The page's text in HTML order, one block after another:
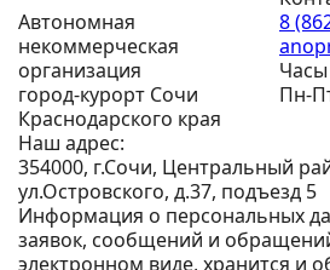
Автономная
некоммерческая
организация
город-курорт Сочи
Краснодарского края
8
Пн-
Наш адрес:
354000, г.Сочи, Центральный
ул.Островского, д.37, подъезд 5
Информация о персональных
заявок, сообщений и
электронном виде, хранится и